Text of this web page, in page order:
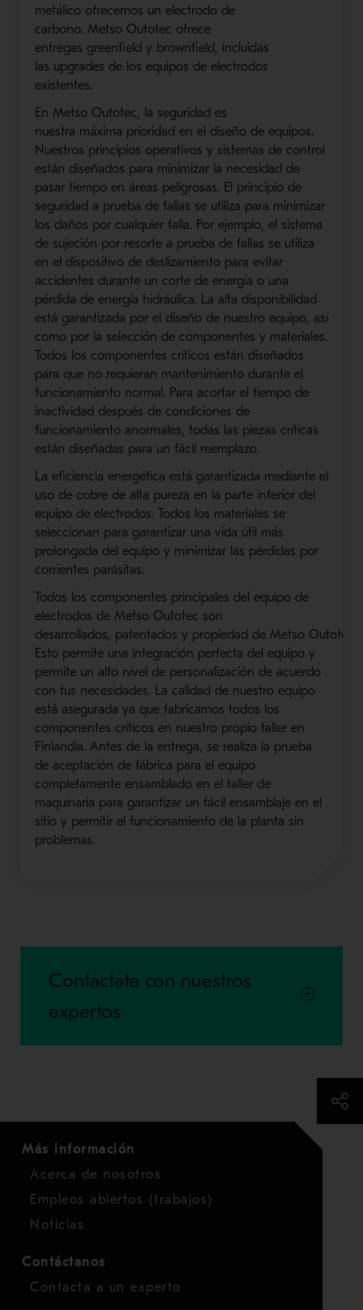
metálico ofrecemos un electrodo de
carbono. Metso Outotec ofrece
entregas greenfield y brownfield, incluidas
las upgrades de los equipos de electrodos
existentes.
En Metso Outotec, la seguridad es
nuestra máxima prioridad en el diseño de equipos.
Nuestros principios operativos y sistemas de control
están diseñados para minimizar la necesidad de
pasar tiempo en áreas peligrosas. El principio de
seguridad a prueba de fallas se utiliza para minimizar
los daños por cualquier falla. Por ejemplo, el sistema
de sujeción por resorte a prueba de fallas se utiliza
en el dispositivo de deslizamiento para evitar
accidentes durante un corte de energía o una
pérdida de energía hidráulica. La alta disponibilidad
está garantizada por el diseño de nuestro equipo, así
como por la selección de componentes y materiales.
Todos los componentes críticos están diseñados
para que no requieran mantenimiento durante el
funcionamiento normal. Para acortar el tiempo de
inactividad después de condiciones de
funcionamiento anormales, todas las piezas críticas
están diseñadas para un fácil reemplazo.
La eficiencia energética está garantizada mediante el
uso de cobre de alta pureza en la parte inferior del
equipo de electrodos. Todos los materiales se
seleccionan para garantizar una vida útil más
prolongada del equipo y minimizar las pérdidas por
corrientes parásitas.
Todos los componentes principales del equipo de
electrodos de Metso Outotec son
desarrollados, patentados y propiedad de Metso Outotec
Esto permite una integración perfecta del equipo y
permite un alto nivel de personalización de acuerdo
con tus necesidades. La calidad de nuestro equipo
está asegurada ya que fabricamos todos los
componentes críticos en nuestro propio taller en
Finlandia. Antes de la entrega, se realiza la prueba
de aceptación de fábrica para el equipo
completamente ensamblado en el taller de
maquinaria para garantizar un fácil ensamblaje en el
sitio y permitir el funcionamientode la planta sin
problemas.
Contáctate con nuestros
expertos
Más información
Acerca de nosotros
Empleos abiertos (trabajos)
Noticias
Contáctanos
Contacta a un experto